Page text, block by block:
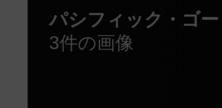
パシフィック・ゴー
3件の画像